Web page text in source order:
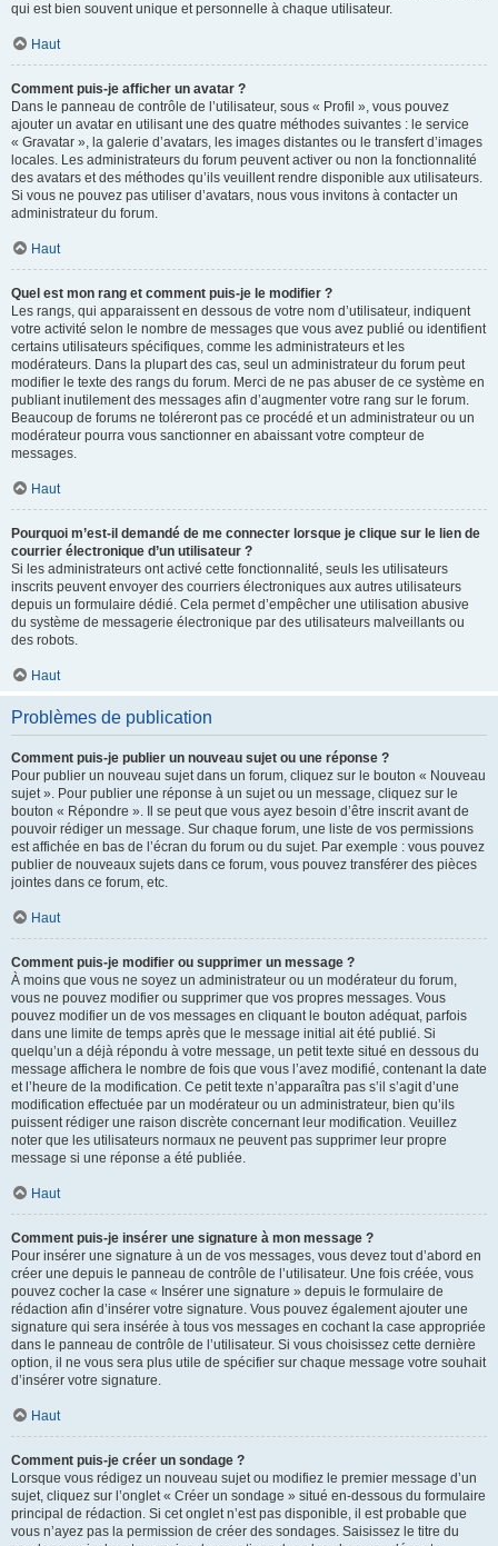
qui est bien souvent unique et personnelle à chaque utilisateur.
Haut
Comment puis-je afficher un avatar ?
Dans le panneau de contrôle de l’utilisateur, sous « Profil », vous pouvez
ajouter un avatar en utilisant une des quatre méthodes suivantes : le service
« Gravatar », la galerie d’avatars, les images distantes ou le transfert d’images
locales. Les administrateurs du forum peuvent activer ou non la fonctionnalité
des avatars et des méthodes qu’ils veuillent rendre disponible aux utilisateurs.
Si vous ne pouvez pas utiliser d’avatars, nous vous invitons à contacter un
administrateur du forum.
Haut
Quel est mon rang et comment puis-je le modifier ?
Les rangs, qui apparaissent en dessous de votre nom d’utilisateur, indiquent
votre activité selon le nombre de messages que vous avez publié ou identifient
certains utilisateurs spécifiques, comme les administrateurs et les
modérateurs. Dans la plupart des cas, seul un administrateur du forum peut
modifier le texte des rangs du forum. Merci de ne pas abuser de ce système en
publiant inutilement des messages afin d’augmenter votre rang sur le forum.
Beaucoup de forums ne toléreront pas ce procédé et un administrateur ou un
modérateur pourra vous sanctionner en abaissant votre compteur de
messages.
Haut
Pourquoi m’est-il demandé de me connecter lorsque je clique sur le lien de
courrier électronique d’un utilisateur ?
Si les administrateurs ont activé cette fonctionnalité, seuls les utilisateurs
inscrits peuvent envoyer des courriers électroniques aux autres utilisateurs
depuis un formulaire dédié. Cela permet d’empêcher une utilisation abusive
du système de messagerie électronique par des utilisateurs malveillants ou
des robots.
Haut
Problèmes de publication
Comment puis-je publier un nouveau sujet ou une réponse ?
Pour publier un nouveau sujet dans un forum, cliquez sur le bouton « Nouveau
sujet ». Pour publier une réponse à un sujet ou un message, cliquez sur le
bouton « Répondre ». Il se peut que vous ayez besoin d’être inscrit avant de
pouvoir rédiger un message. Sur chaque forum, une liste de vos permissions
est affichée en bas de l’écran du forum ou du sujet. Par exemple : vous pouvez
publier de nouveaux sujets dans ce forum, vous pouvez transférer des pièces
jointes dans ce forum, etc.
Haut
Comment puis-je modifier ou supprimer un message ?
À moins que vous ne soyez un administrateur ou un modérateur du forum,
vous ne pouvez modifier ou supprimer que vos propres messages. Vous
pouvez modifier un de vos messages en cliquant le bouton adéquat, parfois
dans une limite de temps après que le message initial ait été publié. Si
quelqu’un a déjà répondu à votre message, un petit texte situé en dessous du
message affichera le nombre de fois que vous l’avez modifié, contenant la date
et l’heure de la modification. Ce petit texte n’apparaîtra pas s’il s’agit d’une
modification effectuée par un modérateur ou un administrateur, bien qu’ils
puissent rédiger une raison discrète concernant leur modification. Veuillez
noter que les utilisateurs normaux ne peuvent pas supprimer leur propre
message si une réponse a été publiée.
Haut
Comment puis-je insérer une signature à mon message ?
Pour insérer une signature à un de vos messages, vous devez tout d’abord en
créer une depuis le panneau de contrôle de l’utilisateur. Une fois créée, vous
pouvez cocher la case « Insérer une signature » depuis le formulaire de
rédaction afin d’insérer votre signature. Vous pouvez également ajouter une
signature qui sera insérée à tous vos messages en cochant la case appropriée
dans le panneau de contrôle de l’utilisateur. Si vous choisissez cette dernière
option, il ne vous sera plus utile de spécifier sur chaque message votre souhait
d’insérer votre signature.
Haut
Comment puis-je créer un sondage ?
Lorsque vous rédigez un nouveau sujet ou modifiez le premier message d’un
sujet, cliquez sur l’onglet « Créer un sondage » situé en-dessous du formulaire
principal de rédaction. Si cet onglet n’est pas disponible, il est probable que
vous n’ayez pas la permission de créer des sondages. Saisissez le titre du